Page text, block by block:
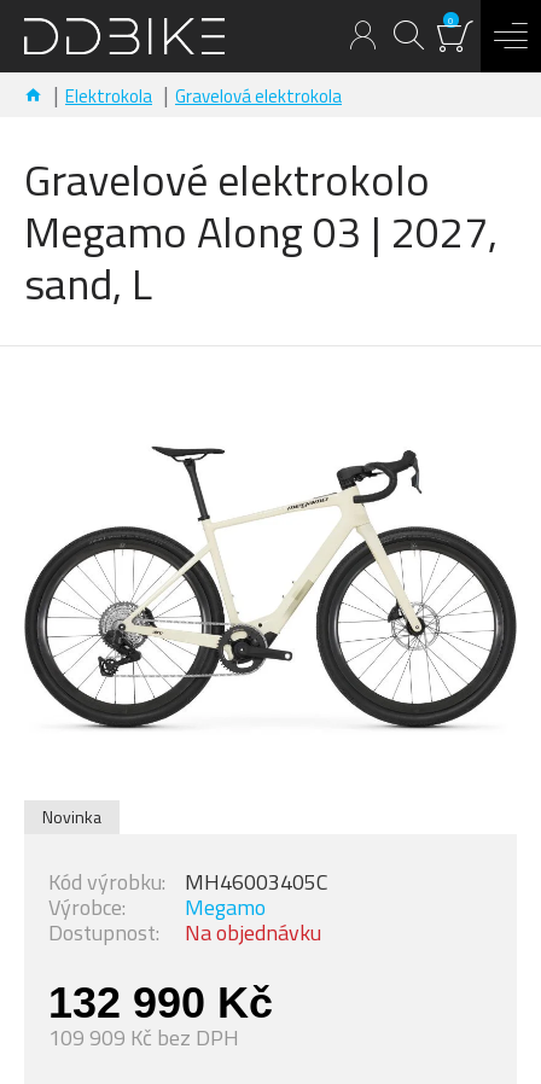
0
Elektrokola Gravelová elektrokola
Gravelové elektrokolo
Megamo Along 03 | 2027,
sand, L
Novinka
132 990 Kč
109 909 Kč bez DPH
Dostupnost: Na objednávku
Výrobce: Megamo
Kód výrobku: MH46003405C